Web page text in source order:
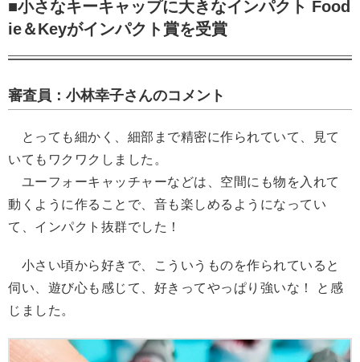
■小さなキーキャップに大きなインパクト Food
ie＆Keyがインパクト賞を受賞
審査員：小林幸子さんのコメント
とっても細かく、細部まで精密に作られていて、見て
いてもワクワクしました。
ユーフォーキャッチャーなどは、空間にも物を入れて
動くように作ることで、音も楽しめるようになってい
て、インパクト抜群でした！
小さい頃から好きで、こういうものを作られていると
伺い、遊び心も感じて、好きってやっぱり強いな！ と感
じました。